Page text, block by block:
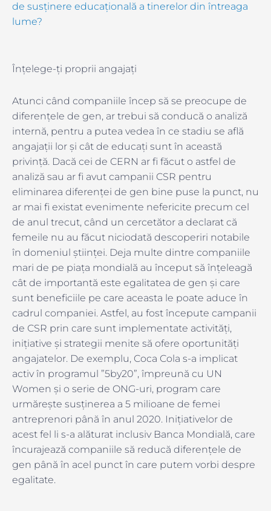
de susținere educațională a tinerelor din întreaga
lume?
Înțelege-ți proprii angajați
Atunci când companiile încep să se preocupe de
diferențele de gen, ar trebui să conducă o analiză
internă, pentru a putea vedea în ce stadiu se află
angajații lor și cât de educați sunt în această
privință. Dacă cei de CERN ar fi făcut o astfel de
analiză sau ar fi avut campanii CSR pentru
eliminarea diferenței de gen bine puse la punct, nu
ar mai fi existat evenimente nefericite precum cel
de anul trecut, când un cercetător a declarat că
femeile nu au făcut niciodată descoperiri notabile
în domeniul științei. Deja multe dintre companiile
mari de pe piața mondială au început să înțeleagă
cât de importantă este egalitatea de gen și care
sunt beneficiile pe care aceasta le poate aduce în
cadrul companiei. Astfel, au fost începute campanii
de CSR prin care sunt implementate activități,
inițiative și strategii menite să ofere oportunități
angajatelor. De exemplu, Coca Cola s-a implicat
activ în programul ”5by20”, împreună cu UN
Women și o serie de ONG-uri, program care
urmărește susținerea a 5 milioane de femei
antreprenori până în anul 2020. Inițiativelor de
acest fel li s-a alăturat inclusiv Banca Mondială, care
încurajează companiile să reducă diferențele de
gen până în acel punct în care putem vorbi despre
egalitate.